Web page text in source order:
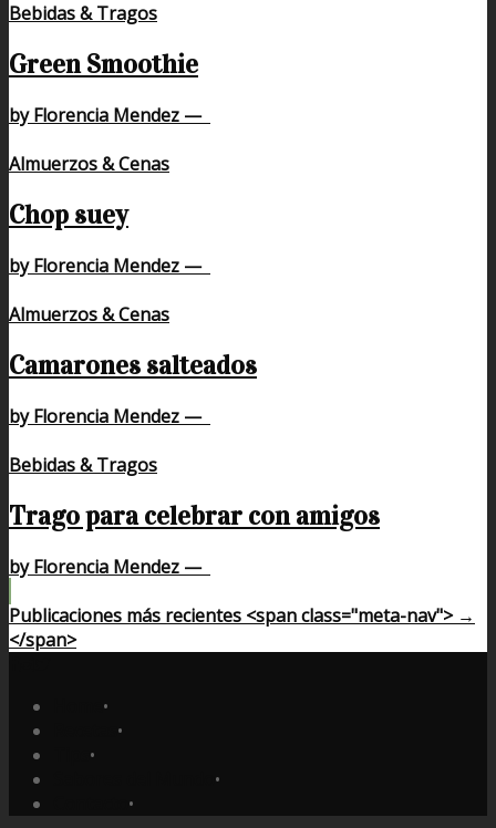
Bebidas & Tragos
Green Smoothie
by Florencia Mendez —
Almuerzos & Cenas
Chop suey
by Florencia Mendez —
Almuerzos & Cenas
Camarones salteados
by Florencia Mendez —
Bebidas & Tragos
Trago para celebrar con amigos
by Florencia Mendez —
Publicaciones más recientes <span class="meta-nav"> →
</span>
•
•
•
•
•